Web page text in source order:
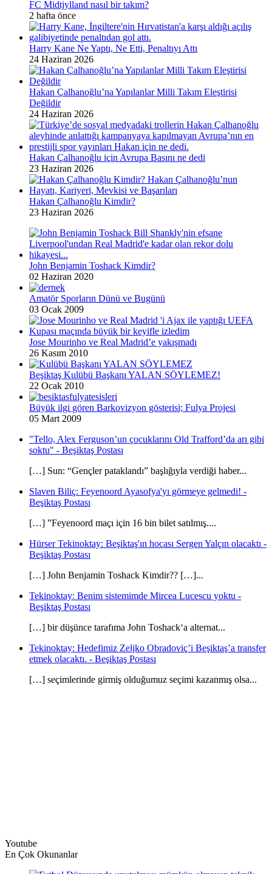
FC Midtjylland nasıl bir takım?
2 hafta önce
Harry Kane Ne Yaptı, Ne Etti, Penaltıyı Attı
24 Haziran 2026
Hakan Çalhanoğlu’na Yapılanlar Milli Takım Eleştirisi
Değildir
24 Haziran 2026
Hakan Çalhanoğlu için Avrupa Basını ne dedi
23 Haziran 2026
Hakan Çalhanoğlu Kimdir?
23 Haziran 2026
John Benjamin Toshack Kimdir?
02 Haziran 2020
Amatör Sporların Dünü ve Bugünü
03 Ocak 2009
Jose Mourinho ve Real Madrid’e yakışmadı
26 Kasım 2010
Beşiktaş Kulübü Başkanı YALAN SÖYLEMEZ!
22 Ocak 2010
Büyük ilgi gören Barkovizyon gösterisi; Fulya Projesi
05 Mart 2009
"Tello, Alex Ferguson’un çocuklarını Old Trafford’da arı gibi
soktu" - Beşiktaş Postası
[…] Sun: “Gençler pataklandı” başlığıyla verdiği haber...
Slaven Biliç: Feyenoord Ayasofya'yı görmeye gelmedi! -
Beşiktaş Postası
[…] ”Feyenoord maçı için 16 bin bilet satılmış....
Hürser Tekinoktay: Beşiktaş'ın hocası Sergen Yalçın olacaktı -
Beşiktaş Postası
[…] John Benjamin Toshack Kimdir?? […]...
Tekinoktay: Benim sistemimde Mircea Lucescu yoktu -
Beşiktaş Postası
[…] bir düşünce tarafıma John Toshack‘a alternat...
Tekinoktay: Hedefimiz Zeljko Obradoviç’i Beşiktaş’a transfer
etmek olacaktı. - Beşiktaş Postası
[…] seçimlerinde girmiş olduğumuz seçimi kazanmış olsa...
Youtube
En Çok Okunanlar